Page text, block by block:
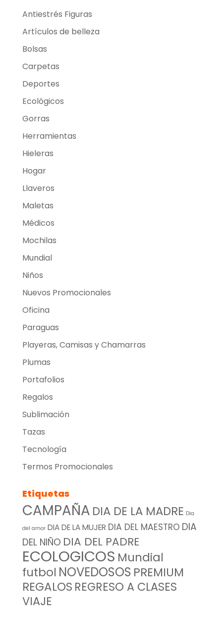
Antiestrés Figuras
Artículos de belleza
Bolsas
Carpetas
Deportes
Ecológicos
Gorras
Herramientas
Hieleras
Hogar
Llaveros
Maletas
Médicos
Mochilas
Mundial
Niños
Nuevos Promocionales
Oficina
Paraguas
Playeras, Camisas y Chamarras
Plumas
Portafolios
Regalos
Sublimación
Tazas
Tecnología
Termos Promocionales
Etiquetas
CAMPAÑA DIA DE LA MADRE Dia
del amor DIA DE LA MUJER DIA DEL MAESTRO DIA
DEL NIÑO DIA DEL PADRE
ECOLOGICOS Mundial
futbol NOVEDOSOS PREMIUM
REGALOS REGRESO A CLASES
VIAJE